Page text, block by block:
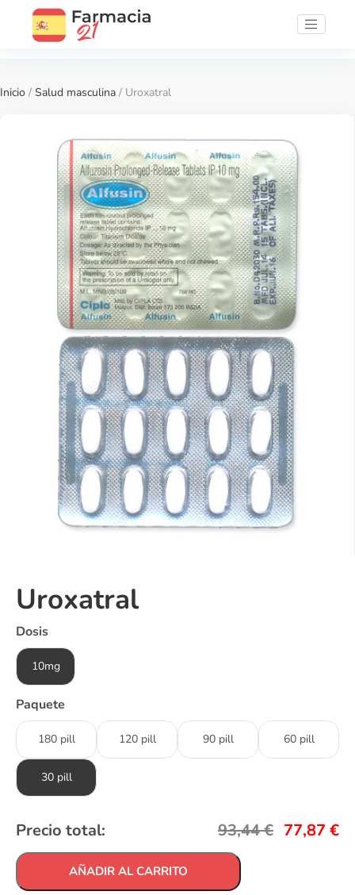
Inicio / Salud masculina / Uroxatral
Uroxatral
Dosis
10mg
Paquete
180 pill 120 pill 90 pill 60 pill
30 pill
Precio total: 93,44€ 77,87 €
AÑADIR AL CARRITO